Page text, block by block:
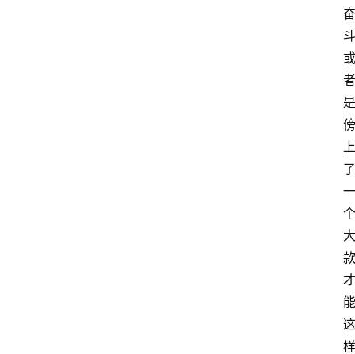
奋
斗
或
者
是
傍
上
了
一
个
大
款
才
能
这
样